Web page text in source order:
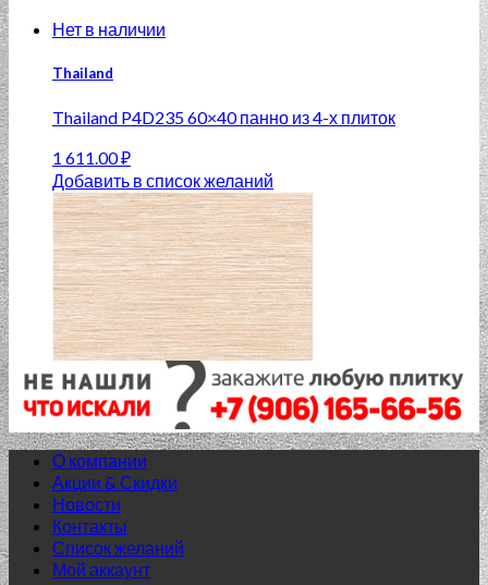
Нет в наличии
Thailand
Thailand P4D235 60×40 панно из 4-х плиток
1 611.00₽
Добавить в список желаний
О компании
Акции & Скидки
Новости
Контакты
Список желаний
Мой аккаунт